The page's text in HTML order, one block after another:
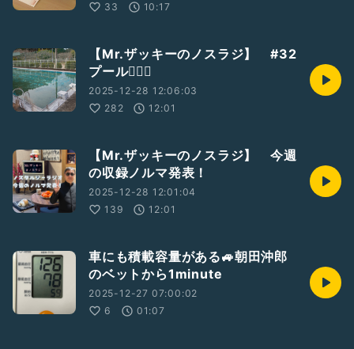
33
10:17
【Mr.ザッキーのノスラジ】 #32
プール🏊🏻‍♀️
2025-12-28 12:06:03
282
12:01
【Mr.ザッキーのノスラジ】 今週
の収録ノルマ発表！
2025-12-28 12:01:04
139
12:01
車にも積載容量がある🚙朝田沖郎
のベットから1minute
2025-12-27 07:00:02
6
01:07